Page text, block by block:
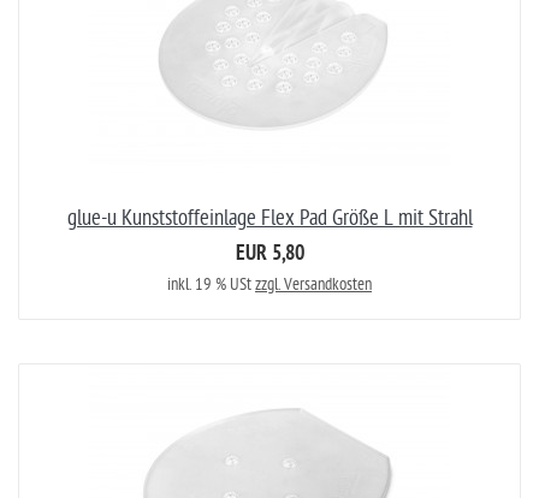
glue-u Kunststoffeinlage Flex Pad Größe L mit Strahl
EUR 5,80
inkl. 19 % UStzzgl. Versandkosten